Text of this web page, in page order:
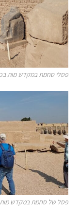
פסלי סחמת במקדש מות
פסל של סחמת במקדש מות